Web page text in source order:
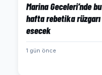
Marina Geceleri’nde bu
hafta rebetika rüzgarı
esecek
1 gün önce